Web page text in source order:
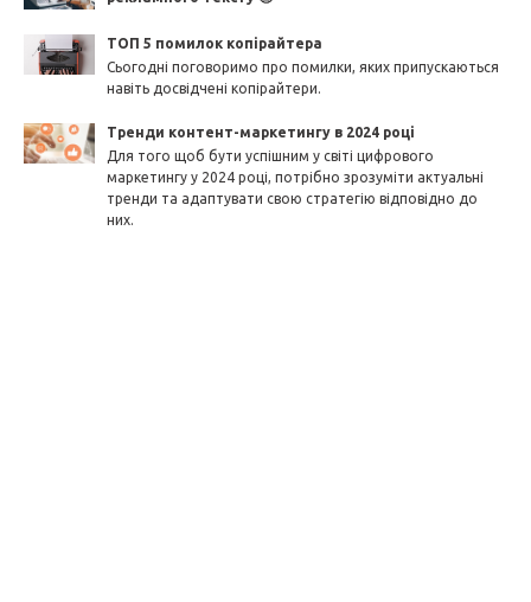
ТОП 5 помилок копірайтера
Сьогодні поговоримо про помилки, яких припускаються
навіть досвідчені копірайтери.
Тренди контент-маркетингу в 2024 році
Для того щоб бути успішним у світі цифрового
маркетингу у 2024 році, потрібно зрозуміти актуальні
тренди та адаптувати свою стратегію відповідно до
них.